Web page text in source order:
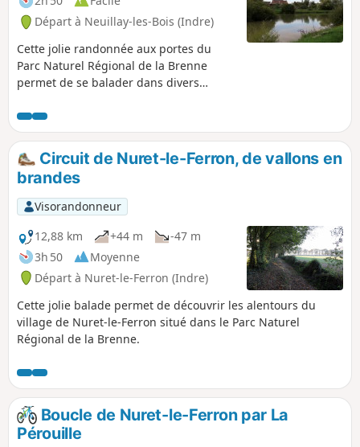
Départ à Neuillay-les-Bois (Indre)
Cette jolie randonnée aux portes du
Parc Naturel Régional de la Brenne
permet de se balader dans divers
région : prairies, étangs et agréables
sous-bois.
Circuit de Nuret-le-Ferron, de vallons en
brandes
Visorandonneur
12,88 km
+44 m
-47 m
3h 50
Moyenne
Départ à Nuret-le-Ferron (Indre)
Cette jolie balade permet de découvrir les alentours du
village de Nuret-le-Ferron situé dans le Parc Naturel
Régional de la Brenne.
Boucle de Nuret-le-Ferron par La
Pérouille